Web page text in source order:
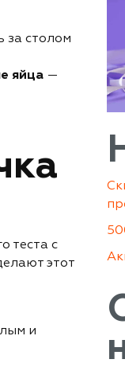
за столом
яйца —
теста с
этот
и